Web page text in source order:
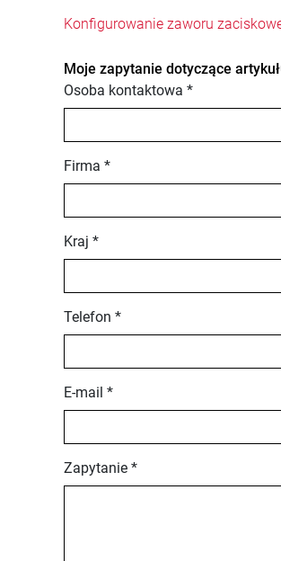
Konfigurowanie zaworu
Moje zapytanie dotyczące
Osoba kontaktowa *
Firma *
Kraj *
Telefon *
E-mail *
Zapytanie *